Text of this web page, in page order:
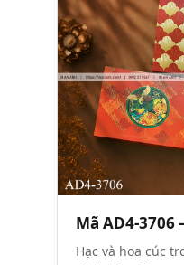
Mã AD4-3706
Hạc và hoa cúc